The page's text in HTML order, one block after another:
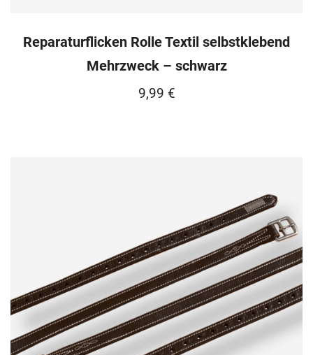
Reparaturflicken Rolle Textil selbstklebend
Mehrzweck – schwarz
9,99 €